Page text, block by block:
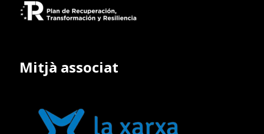
Mitjà associat